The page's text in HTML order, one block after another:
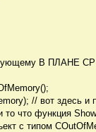
В ПЛАНЕ
// вот здесь и
то что функция
с типом